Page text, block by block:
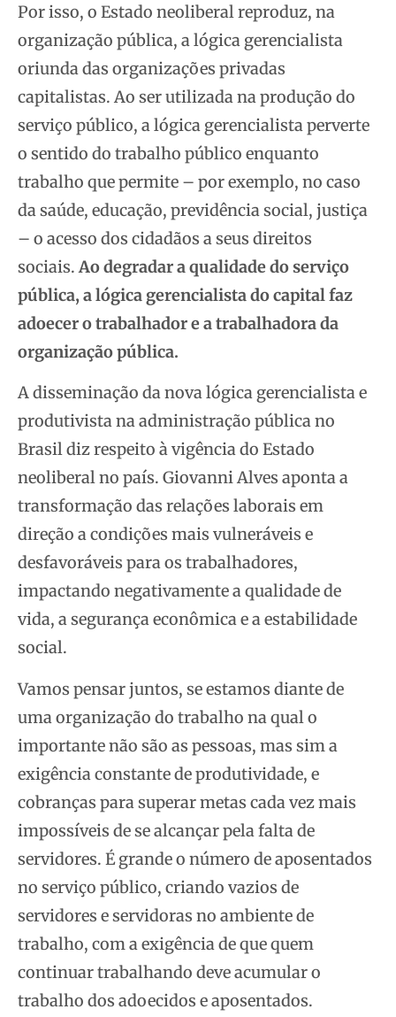
Por isso, o Estado neoliberal reproduz, na
organização pública, a lógica gerencialista
oriunda das organizações privadas
capitalistas. Ao ser utilizada na produção do
serviço público, a lógica gerencialista perverte
o sentido do trabalho público enquanto
trabalho que permite – por exemplo, no caso
da saúde, educação, previdência social, justiça
– o acesso dos cidadãos a seus direitos
sociais.Ao degradar a qualidade do serviço
pública, a lógica gerencialista do capital faz
adoecer o trabalhador e a trabalhadora da
organização pública.
A disseminação da nova lógica gerencialista e
produtivista na administração pública no
Brasil diz respeito à vigência do Estado
neoliberal no país. Giovanni Alves aponta a
transformação das relações laborais em
direção a condições mais vulneráveis e
desfavoráveis para os trabalhadores,
impactando negativamente a qualidade de
vida, a segurança econômica e a estabilidade
social.
Vamos pensar juntos, se estamos diante de
uma organização do trabalho na qual o
importante não são as pessoas, mas sim a
exigência constante de produtividade, e
cobranças para superar metas cada vez mais
impossíveis de se alcançar pela falta de
servidores. É grande o número de aposentados
no serviço público, criando vazios de
servidores e servidoras no ambiente de
trabalho, com a exigência de que quem
continuar trabalhando deve acumular o
trabalho dos adoecidos e aposentados.